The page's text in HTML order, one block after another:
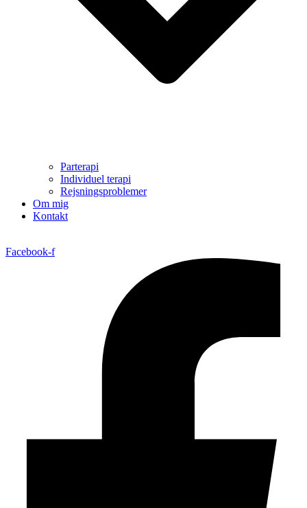
Parterapi
Individuel terapi
Rejsningsproblemer
Om mig
Kontakt
Facebook-f